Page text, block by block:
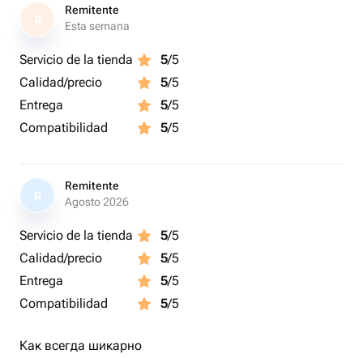
R
Remitente
Esta semana
Servicio de la tienda 5/5
Calidad/precio
5/5
Entrega
5/5
Compatibilidad
5/5
R
Remitente
Agosto 2026
Servicio de la tienda 5/5
Calidad/precio
5/5
Entrega
5/5
Compatibilidad
5/5
Как всегда шикарно